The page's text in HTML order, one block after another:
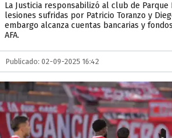
La Justicia responsabilizó al club de
lesiones sufridas por Patricio Toranzo y
embargo alcanza cuentas bancarias y
AFA.
Publicado: 02-09-2025 16:42